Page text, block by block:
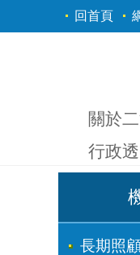
跳到主要內容區塊
回首頁
關於
行政
長期照